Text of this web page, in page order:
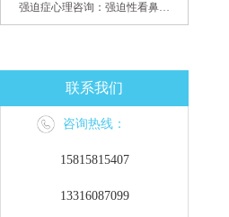
强迫症心理咨询：强迫性看鼻尖，害我无法学习
联系我们
咨询热线：
15815815407
13316087099